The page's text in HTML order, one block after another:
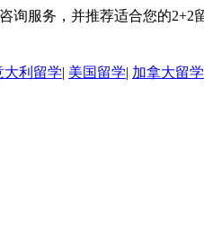
服务，并推荐适合您的2+2
大利留学| 美国留学| 加拿大留学